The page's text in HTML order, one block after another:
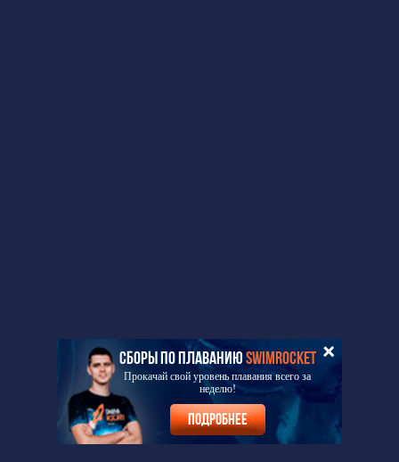
СБОРЫ ПО ПЛАВАНИЮSWIMROCKET
Прокачай свой уровень плавания всего за
неделю!
Подробнее